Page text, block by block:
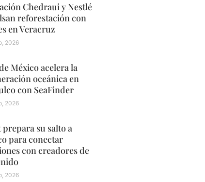
Chedraui y Nestlé
reforestación con
en Veracruz
2026
México acelera la
oceánica en
con SeaFinder
2026
prepara su salto a
para conectar
con creadores de
2026